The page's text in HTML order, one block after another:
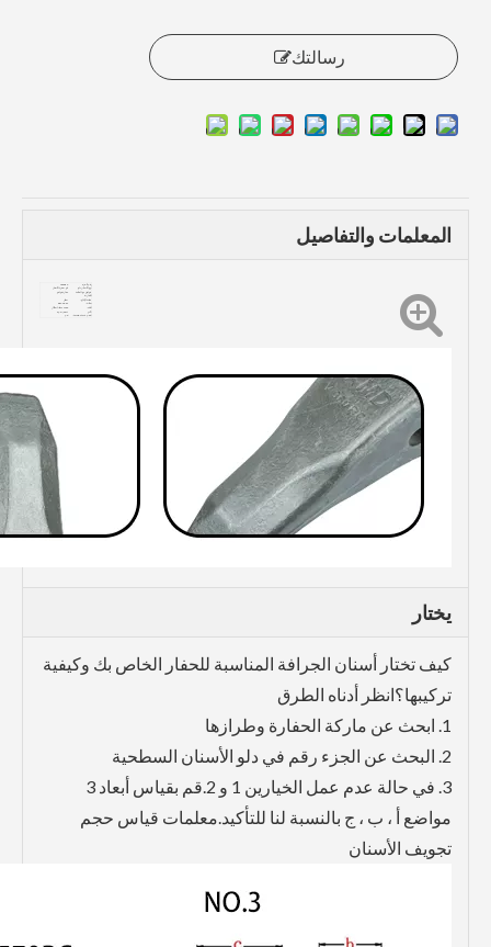
رسالتك
المعلمات والتفاصيل
رقم الجزء:
نوع الأسنان دلو:
دلو صخرة الأسنان
التجارية:
صلابة:
HRC48-52
تأثير:
يختار
كيف تختار أسنان الجرافة المناسبة للحفار الخاص بك وكيفية
تركيبها؟انظر أدناه الطرق
1. ابحث عن ماركة الحفارة وطرازها
2. البحث عن الجزء رقم في دلو الأسنان السطحية
3. في حالة عدم عمل الخيارين 1 و 2.قم بقياس أبعاد 3
مواضع أ ، ب ، ج بالنسبة لنا للتأكيد.معلمات قياس حجم
تجويف الأسنان